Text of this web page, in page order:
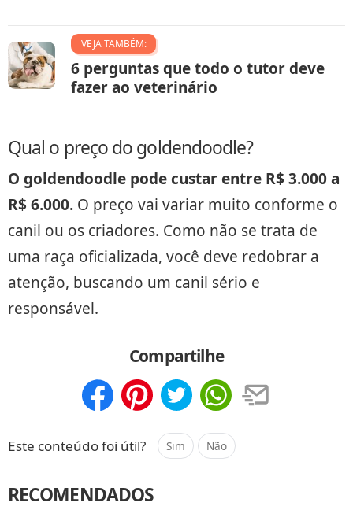
VEJA TAMBÉM:
6 perguntas que todo o tutor deve
fazer ao veterinário
Qual o preço do goldendoodle?
O goldendoodle pode custar entre R$ 3.000 a
R$ 6.000. O preço vai variar muito conforme o
canil ou os criadores. Como não se trata de
uma raça oficializada, você deve redobrar a
atenção, buscando um canil sério e
responsável.
Compartilhe
Este conteúdo foi útil? Sim Não
RECOMENDADOS